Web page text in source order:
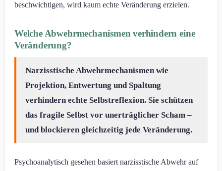
beschwichtigen, wird kaum echte Veränderung erzielen.
Welche Abwehrmechanismen verhindern eine
Veränderung?
Narzisstische Abwehrmechanismen wie
Projektion, Entwertung und Spaltung
verhindern echte Selbstreflexion. Sie schützen
das fragile Selbst vor unerträglicher Scham –
und blockieren gleichzeitig jede Veränderung.
Psychoanalytisch gesehen basiert narzisstische Abwehr auf